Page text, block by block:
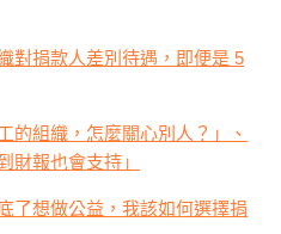
對捐款人差別待遇，即便是 5
的組織，怎麼關心別人？」、
財報也會支持」
了想做公益，我該如何選擇捐